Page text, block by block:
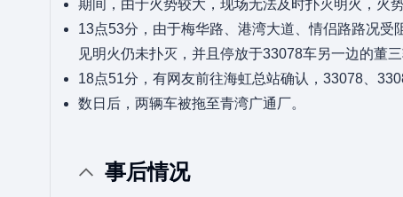
期间，由于火势较大，现场无法及时扑灭明火，火
13点53分，由于梅华路、港湾大道、情侣路路况
见明火仍未扑灭，并且停放于33078车另一边的董
18点51分，有网友前往海虹总站确认，33078、
数日后，两辆车被拖至青湾广通厂。
事后情况